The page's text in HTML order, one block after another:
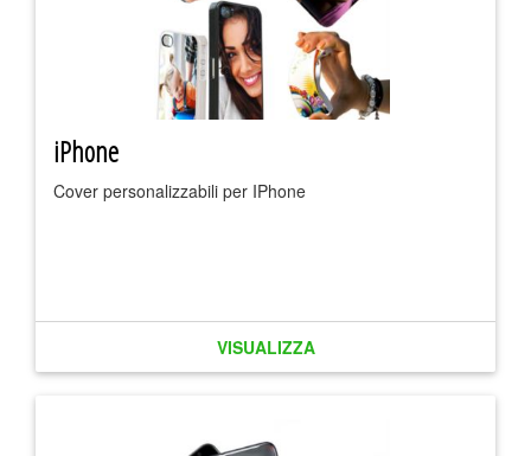
iPhone
Cover personalizzabili per IPhone
VISUALIZZA